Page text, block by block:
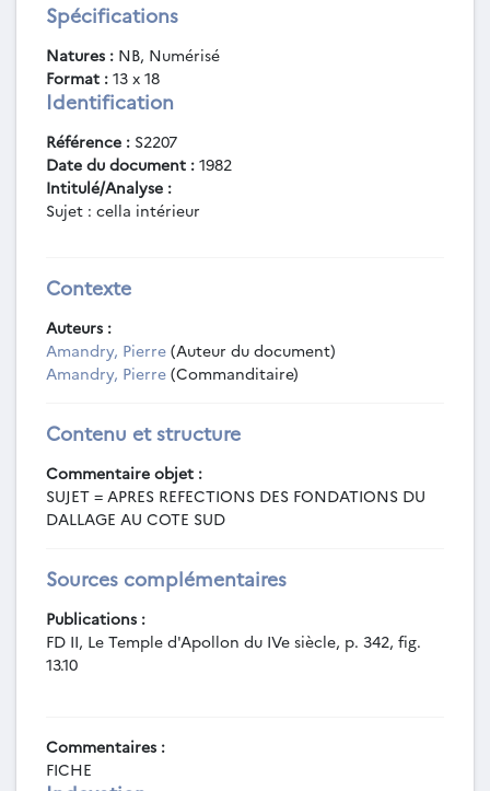
Spécifications
Natures : NB, Numérisé
Format : 13 x 18
Identification
Référence : S2207
Date du document : 1982
Intitulé/Analyse :
Sujet : cella intérieur
Contexte
Auteurs :
Amandry, Pierre (Auteur du document)
Amandry, Pierre (Commanditaire)
Contenu et structure
Commentaire objet :
SUJET = APRES REFECTIONS DES FONDATIONS DU
DALLAGE AU COTE SUD
Sources complémentaires
Publications :
FD II, Le Temple d'Apollon du IVe siècle, p. 342, fig.
13.10
Commentaires :
FICHE